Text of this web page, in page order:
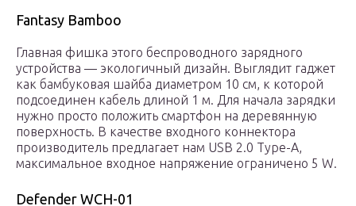
Fantasy Bamboo
Главная фишка этого беспроводного зарядного
устройства — экологичный дизайн. Выглядит гаджет
как бамбуковая шайба диаметром 10 см, к которой
подсоединен кабель длиной 1 м. Для начала зарядки
нужно просто положить смартфон на деревянную
поверхность. В качестве входного коннектора
производитель предлагает нам USB 2.0 Type-A,
максимальное входное напряжение ограничено 5 W.
Defender WCH-01